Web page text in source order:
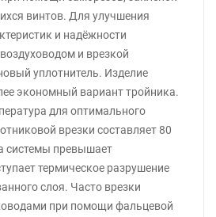
винтов. Для улучшения
и надёжности
и врезкой
уплотнитель. Изделие
экономный вариант тройника.
для оптимального
врезки составляет 80
системы превышает
термическое разрушение
слоя. Часто врезки
при помощи фальцевой